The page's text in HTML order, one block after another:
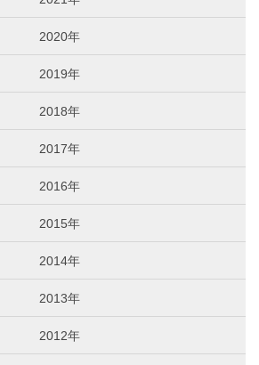
2020年
2019年
2018年
2017年
2016年
2015年
2014年
2013年
2012年